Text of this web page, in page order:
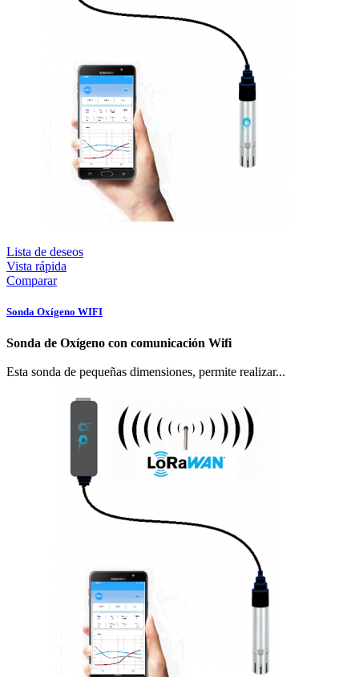
Lista de deseos
Vista rápida
Comparar
Sonda Oxígeno WIFI
Sonda de Oxígeno con comunicación Wifi
Esta sonda de pequeñas dimensiones, permite realizar...